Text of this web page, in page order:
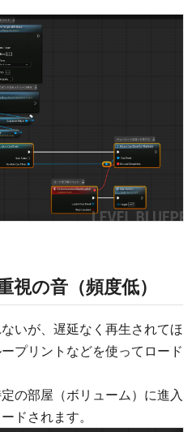
の音（頻度低）
いが、遅延なく再生されてほ
プリントなどを使ってロード
の部屋（ボリューム）に進入
ドされます。